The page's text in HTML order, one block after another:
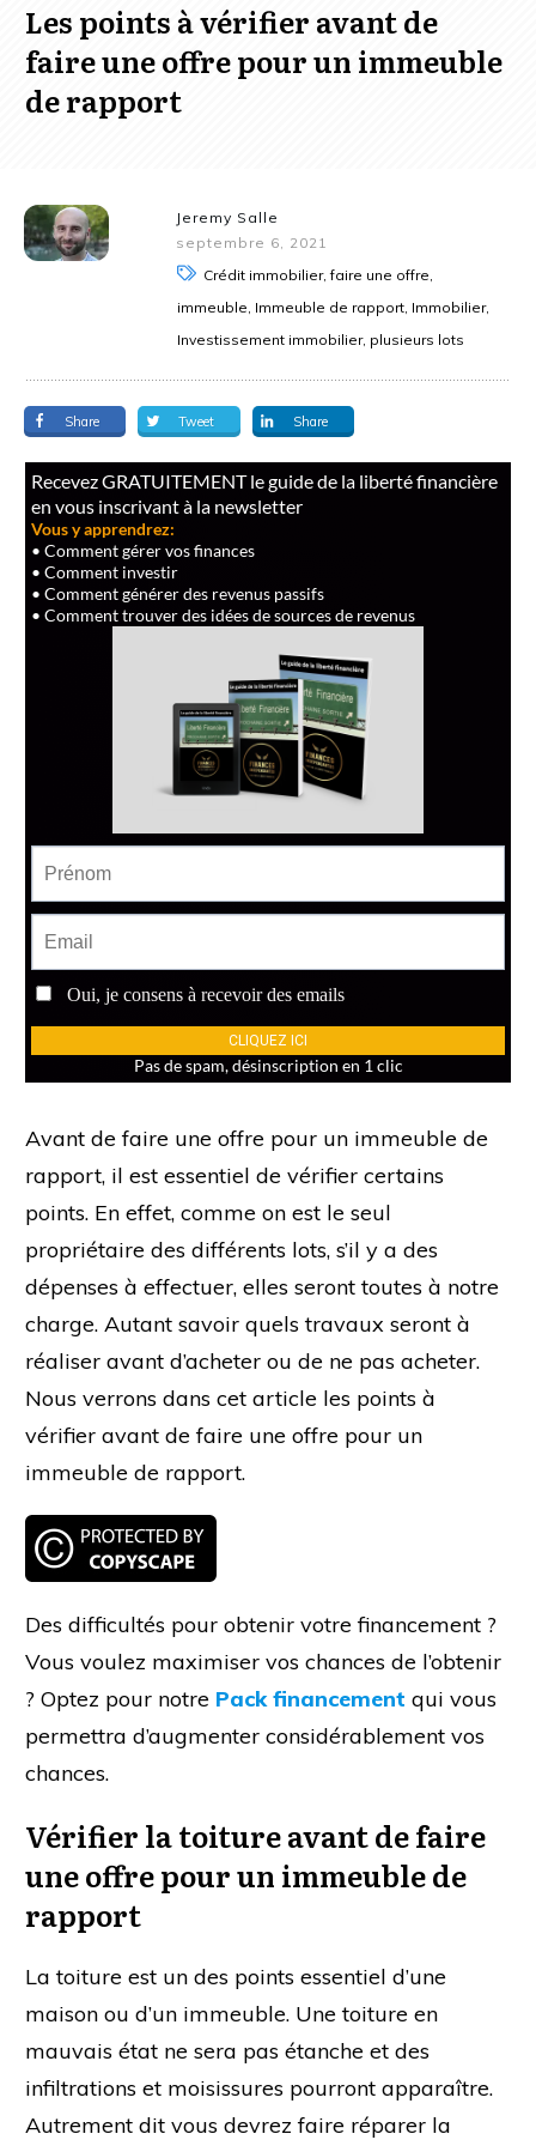
Les points à vérifier avant de
faire une offre pour un immeuble
de rapport
Jeremy Salle
septembre 6, 2021
Crédit immobilier, faire une offre,
immeuble, Immeuble de rapport, Immobilier,
Investissement immobilier, plusieurs lots
Share Tweet Share
Avant de faire une offre pour un immeuble de
rapport, il est essentiel de vérifier certains
points. En effet, comme on est le seul
propriétaire des différents lots, s’il y a des
dépenses à effectuer, elles seront toutes à notre
charge. Autant savoir quels travaux seront à
réaliser avant d’acheter ou de ne pas acheter.
Nous verrons dans cet article les points à
vérifier avant de faire une offre pour un
immeuble de rapport.
Des difficultés pour obtenir votre financement ?
Vous voulez maximiser vos chances de l’obtenir
? Optez pour notre Pack financement qui vous
permettra d’augmenter considérablement vos
chances.
Vérifier la toiture avant de faire
une offre pour un immeuble de
rapport
La toiture est un des points essentiel d’une
maison ou d’un immeuble. Une toiture en
mauvais état ne sera pas étanche et des
infiltrations et moisissures pourront apparaître.
Autrement dit vous devrez faire réparer la